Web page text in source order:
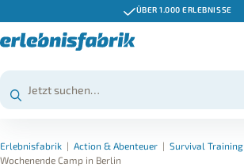
ÜBER 1.000 ERLEBNISSE
Erlebnisfabrik | Action & Abenteuer | Survival Training
Wochenende Camp in Berlin